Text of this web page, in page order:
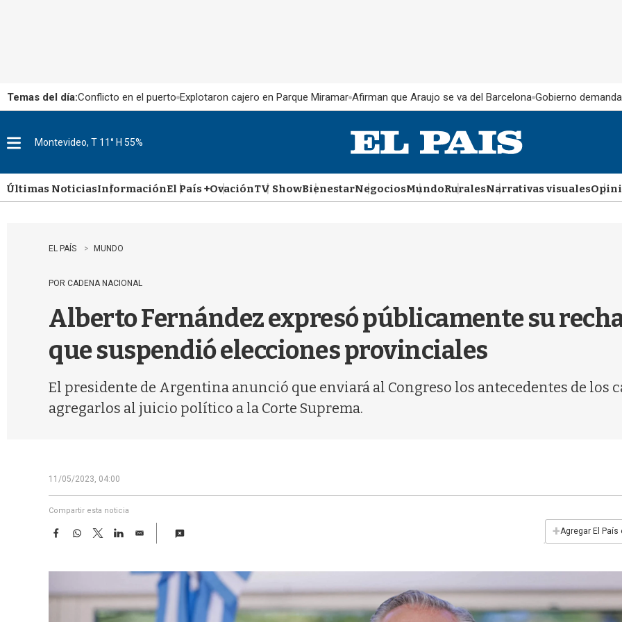
Temas del día:Conflicto en el puerto Explotaron cajero en Parque Miramar Afirman que Araujo se va del Barcelona Gobierno
u
Montevideo, T 11° H 55%
Últimas NoticiasInformaciónEl País +OvaciónTV ShowBienestarNegociosMundoRuralesNarrativas visuales
EL PAÍS MUNDO
POR CADENA NACIONAL
Alberto Fernández expresó públicamente su
que suspendió elecciones provinciales
El presidente de Argentina anunció que enviará al Congreso los antecedentes de los
agregarlos al juicio político a la Corte Suprema.
11/05/2023, 04:00
Compartir esta noticia
F
e
o
W
t
A
T
w
t
e
r
L
k
d
I
E
i
+Agregar El País